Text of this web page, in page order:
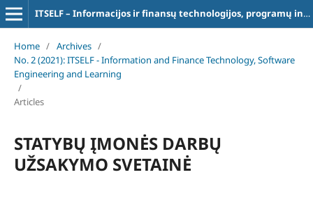
ITSELF – Informacijos ir finansų technologijos, programų inžinerija ir studijos
Home / Archives /
No. 2 (2021): ITSELF - Information and Finance Technology, Software
Engineering and Learning
/
Articles
STATYBŲ ĮMONĖS DARBŲ
UŽSAKYMO SVETAINĖ